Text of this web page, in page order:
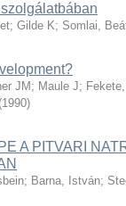
; Gilde K; Somlai,
JM; Maule J;
(1990)
A PITVARI
; Barna, István;